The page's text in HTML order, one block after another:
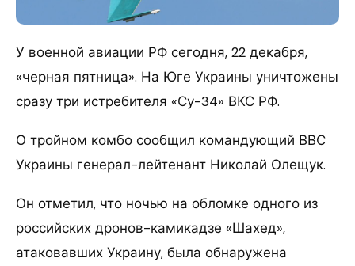
У военной авиации РФ сегодня, 22 декабря,
«черная пятница». На Юге Украины уничтожены
сразу три истребителя «Су-34» ВКС РФ.
О тройном комбо сообщил командующий ВВС
Украины генерал-лейтенант Николай Олещук.
Он отметил, что ночью на обломке одного из
российских дронов-камикадзе «Шахед»,
атаковавших Украину, была обнаружена